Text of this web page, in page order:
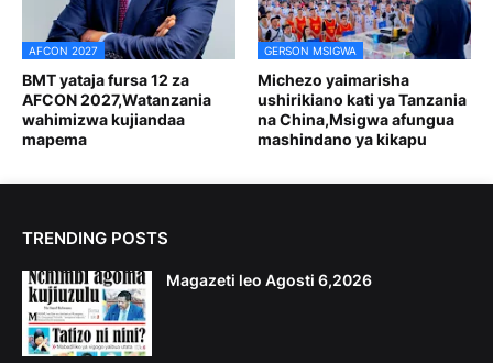
AFCON 2027
BMT yataja fursa 12 za
AFCON 2027,Watanzania
wahimizwa kujiandaa
mapema
GERSON MSIGWA
Michezo yaimarisha
ushirikiano kati ya Tanzania
na China,Msigwa afungua
mashindano ya kikapu
TRENDING POSTS
Magazeti leo Agosti 6,2026